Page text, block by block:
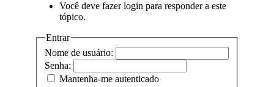
Você deve fazer login para responder a este
tópico.
Entrar
Nome de usuário:
Senha:
Mantenha-me autenticado